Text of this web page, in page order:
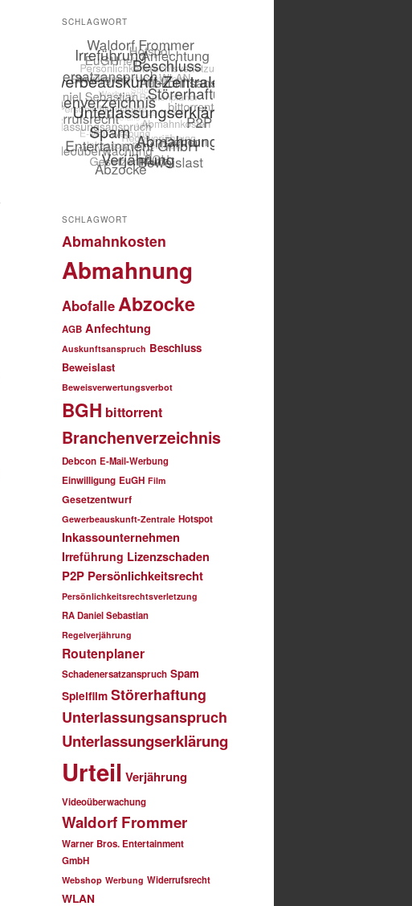
SCHLAGWORT
SCHLAGWORT
Abmahnkosten
Abmahnung
AbofalleAbzocke
AGB Anfechtung
Auskunftsanspruch Beschluss
Beweislast
Beweisverwertungsverbot
BGH bittorrent
Branchenverzeichnis
Debcon E-Mail-Werbung
Einwilligung EuGH Film
Gesetzentwurf
Gewerbeauskunft-Zentrale Hotspot
Inkassounternehmen
Irreführung Lizenzschaden
P2P Persönlichkeitsrecht
Persönlichkeitsrechtsverletzung
RA Daniel Sebastian
Regelverjährung
Routenplaner
Schadenersatzanspruch Spam
Spielfilm Störerhaftung
Unterlassungsanspruch
Unterlassungserklärung
Urteil Verjährung
Videoüberwachung
Waldorf Frommer
Warner Bros. Entertainment
GmbH
Webshop Werbung Widerrufsrecht
WLAN